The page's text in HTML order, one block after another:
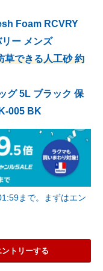
Foam RCVRY
ー メンズ
草できる人工砂 約
グ 5L ブラック 保
005 BK
まで。まずはエン
トリーする